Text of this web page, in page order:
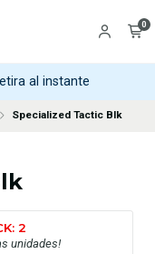
0
al instante
Specialized Tactic Blk
2
unidades!